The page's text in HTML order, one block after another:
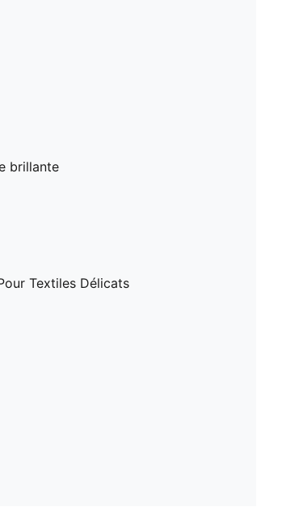
brillante
Textiles Délicats